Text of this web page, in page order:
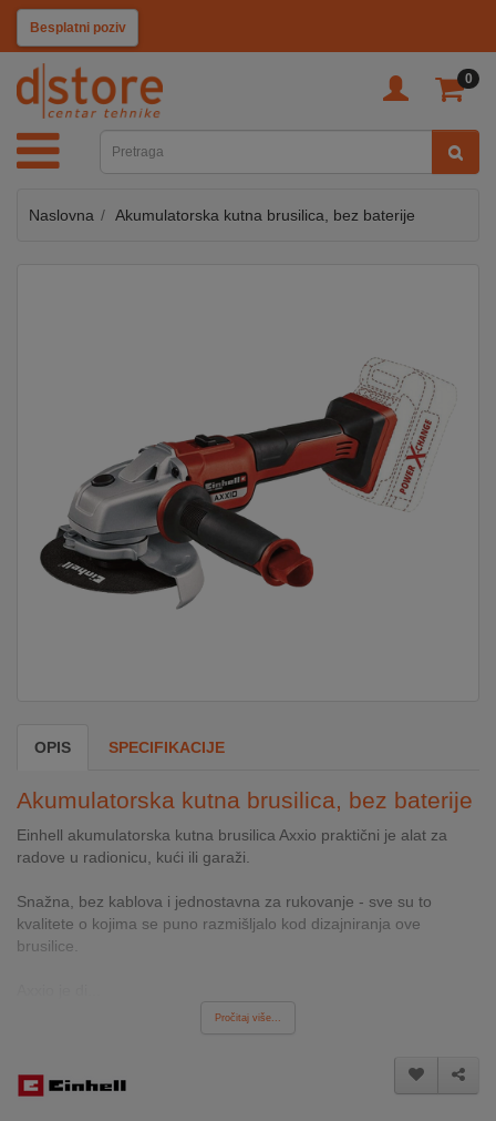
Pozovi i naruči
0
KATEGORIJE
TV
SAT
MOBILNI
DOM
KLIMATIZACIJA
PC
&
GAME
MOJ
Naslovna Akumulatorska kutna brusilica, bez baterije
OPIS SPECIFIKACIJE
Akumulatorska kutna brusilica, bez baterije
Einhell akumulatorska kutna brusilica Axxio praktični je alat za
radove u radionicu, kući ili garaži.
Snažna, bez kablova i jednostavna za rukovanje - sve su to
kvalitete o kojima se puno razmišljalo kod dizajniranja ove
brusilice.
Pročitaj više...